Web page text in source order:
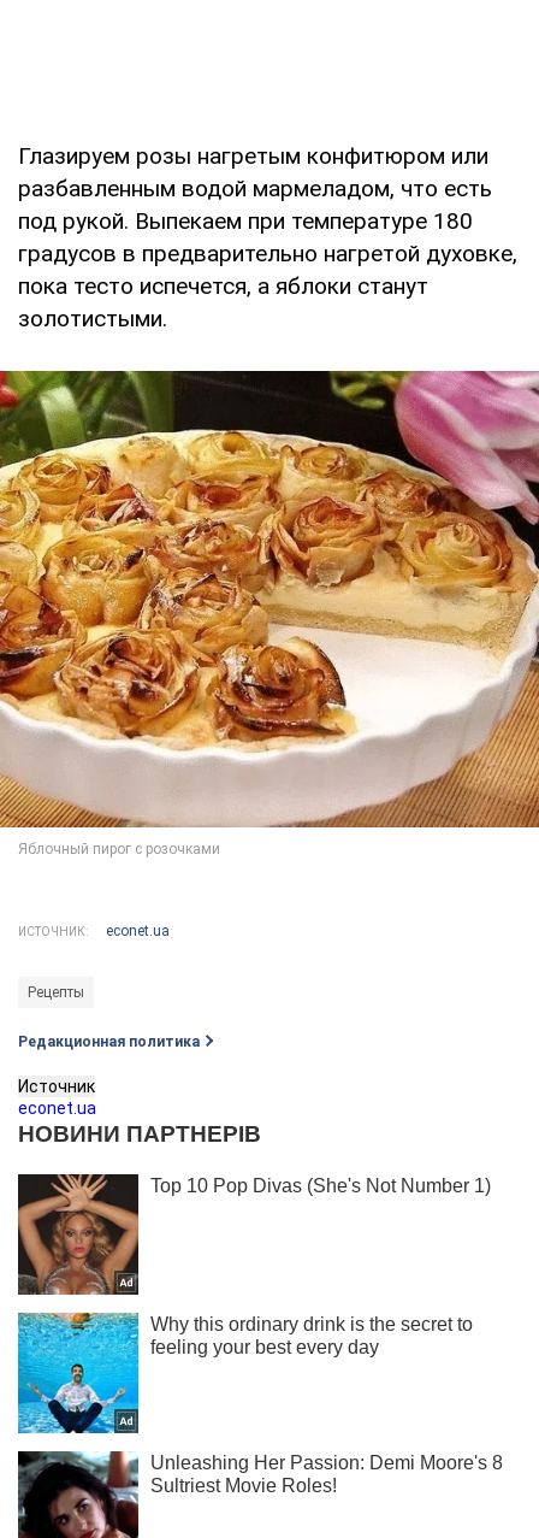
Глазируем розы нагретым конфитюром или
разбавленным водой мармеладом, что есть
под рукой. Выпекаем при температуре 180
градусов в предварительно нагретой духовке,
пока тесто испечется, а яблоки станут
золотистыми.
ИСТОЧНИК: econet.ua
Рецепты
Редакционная политика
Источник
econet.ua